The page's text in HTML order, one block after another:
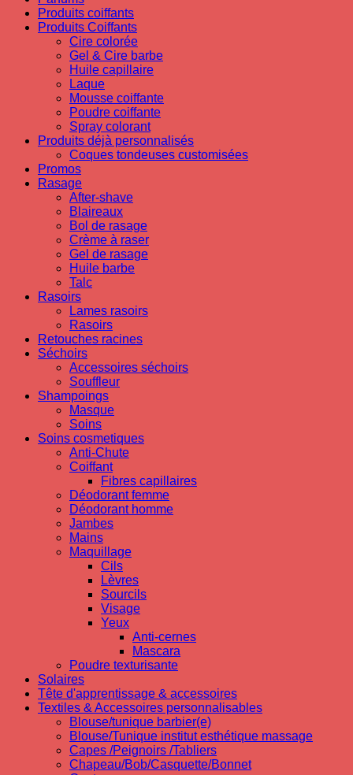
Produits coiffants
Produits Coiffants
Cire colorée
Gel & Cire barbe
Huile capillaire
Laque
Mousse coiffante
Poudre coiffante
Spray colorant
Produits déjà personnalisés
Coques tondeuses customisées
Promos
Rasage
After-shave
Blaireaux
Bol de rasage
Crème à raser
Gel de rasage
Huile barbe
Talc
Rasoirs
Lames rasoirs
Rasoirs
Retouches racines
Séchoirs
Accessoires séchoirs
Souffleur
Shampoings
Masque
Soins
Soins cosmetiques
Anti-Chute
Coiffant
Fibres capillaires
Déodorant femme
Déodorant homme
Jambes
Mains
Maquillage
Cils
Lèvres
Sourcils
Visage
Yeux
Anti-cernes
Mascara
Poudre texturisante
Solaires
Tête d'apprentissage & accessoires
Textiles & Accessoires personnalisables
Blouse/tunique barbier(e)
Blouse/Tunique institut esthétique massage
Capes /Peignoirs /Tabliers
Chapeau/Bob/Casquette/Bonnet